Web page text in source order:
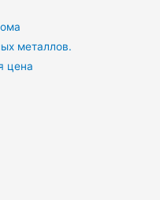
металлов.
цена